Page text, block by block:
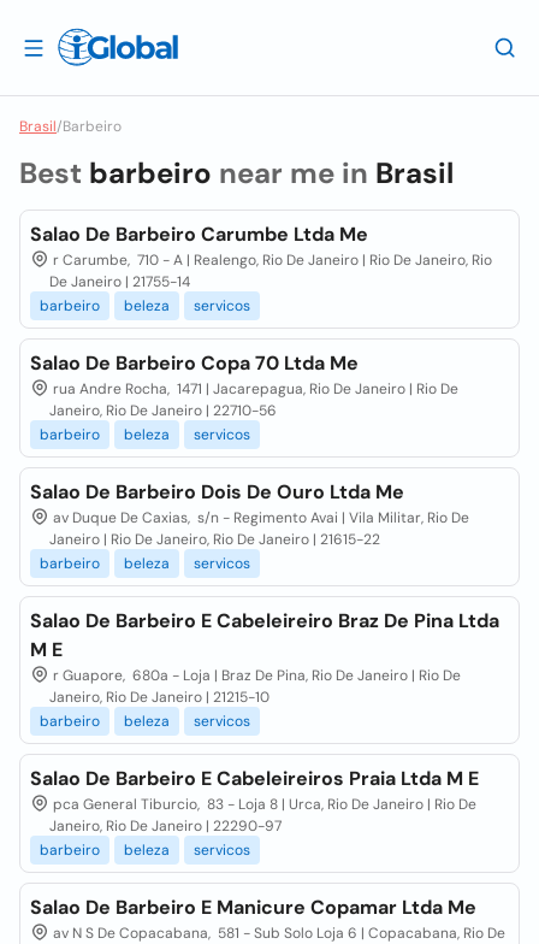
Brasil/Barbeiro
Best barbeiro near me in Brasil
Salao De Barbeiro Carumbe Ltda Me
r Carumbe, 710 - A | Realengo, Rio De Janeiro | Rio De Janeiro, Rio
De Janeiro | 21755-14
barbeiro
beleza servicos
Salao De Barbeiro Copa 70 Ltda Me
rua Andre Rocha, 1471 | Jacarepagua, Rio De Janeiro | Rio De
Janeiro, Rio De Janeiro | 22710-56
barbeiro
beleza servicos
Salao De Barbeiro Dois De Ouro Ltda Me
av Duque De Caxias, s/n - Regimento Avai | Vila Militar, Rio De
Janeiro | Rio De Janeiro, Rio De Janeiro | 21615-22
barbeiro
beleza servicos
Salao De Barbeiro E Cabeleireiro Braz De Pina Ltda
M E
r Guapore, 680a - Loja | Braz De Pina, Rio De Janeiro | Rio De
Janeiro, Rio De Janeiro | 21215-10
barbeiro
beleza servicos
Salao De Barbeiro E Cabeleireiros Praia Ltda M E
pca General Tiburcio, 83 - Loja 8 | Urca, Rio De Janeiro | Rio De
Janeiro, Rio De Janeiro | 22290-97
barbeiro
beleza servicos
Salao De Barbeiro E Manicure Copamar Ltda Me
av N S De Copacabana, 581 - Sub Solo Loja 6 | Copacabana, Rio De